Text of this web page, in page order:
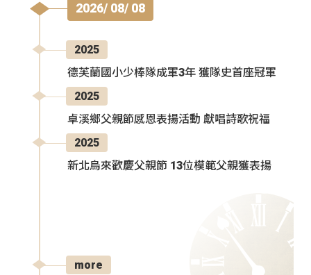
2026/ 08/ 08
2025
德芙蘭國小少棒隊成軍3年 獲隊史首座冠軍
2025
卓溪鄉父親節感恩表揚活動 獻唱詩歌祝福
2025
新北烏來歡慶父親節 13位模範父親獲表揚
more